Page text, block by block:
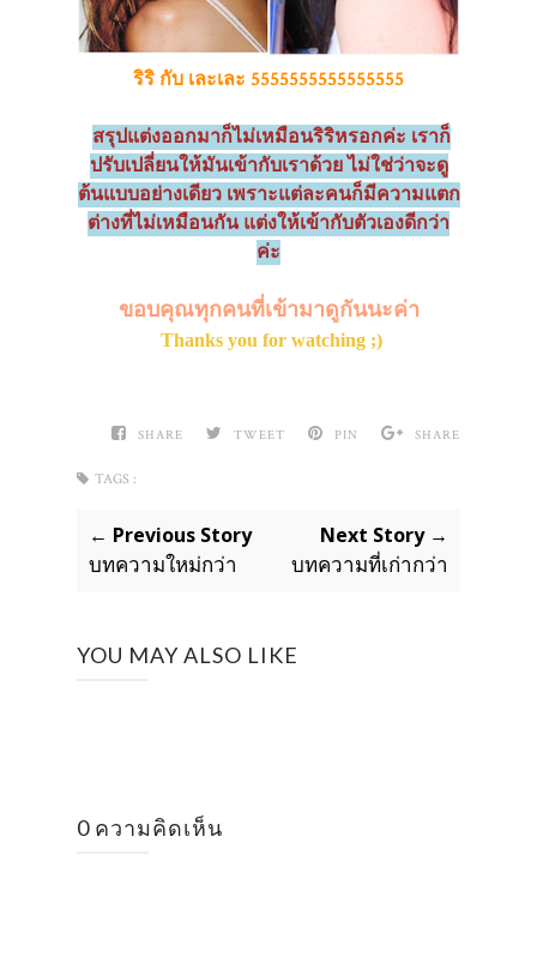
ริริ กับ เละเละ 5555555555555555
สรุปแต่งออกมาก็ไม่เหมือนริริหรอกค่ะ เราก็
ปรับเปลี่ยนให้มันเข้ากับเราด้วย ไม่ใช่ว่าจะดู
ต้นแบบอย่างเดียว เพราะแต่ละคนก็มีความแตก
ต่างที่ไม่เหมือนกัน แต่งให้เข้ากับตัวเองดีกว่า
ค่ะ
ขอบคุณทุกคนที่เข้ามาดูกันนะค่า
Thanks you for watching ;)
SHARE TWEET PIN SHARE
TAGS :
← Previous Story
บทความใหม่กว่า
Next Story →
บทความที่เก่ากว่า
YOU MAY ALSO LIKE
0 ความคิดเห็น